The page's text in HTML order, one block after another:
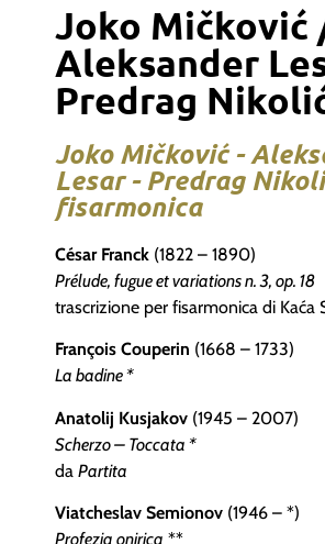
Joko Mičković
Aleksander
Predrag
Joko Mičković -
Lesar - Predrag
fisarmonica
César Franck (1822 – 1890)
Prélude, fugue et variations n. 3, op. 18
trascrizione per fisarmonica di Kaća
François Couperin (1668 – 1733)
La badine *
Anatolij Kusjakov (1945 – 2007)
Scherzo – Toccata *
da Partita
Viatcheslav Semionov (1946 – *)
Profezia onirica **